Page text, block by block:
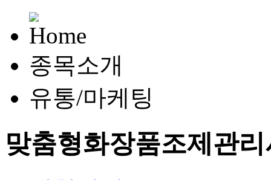
종목소개
유통/마케팅
맞춤형화장품조제관리